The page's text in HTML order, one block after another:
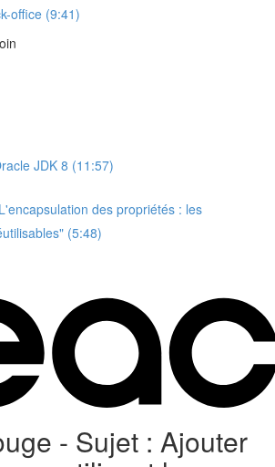
office (9:41)
JDK 8 (11:57)
des propriétés : les
(5:48)
- Sujet : Ajouter